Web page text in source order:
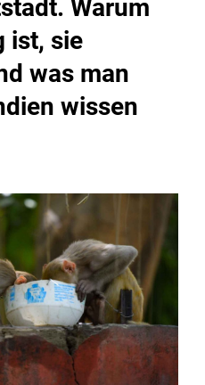
Warum
ist, sie
was man
wissen